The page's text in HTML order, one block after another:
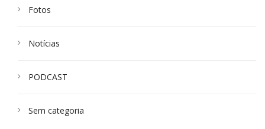
Fotos
Notícias
PODCAST
Sem categoria